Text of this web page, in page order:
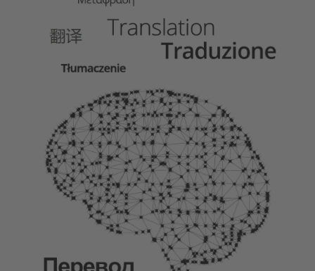
powered by
Management Platform&